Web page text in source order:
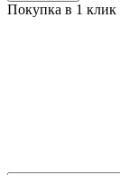
Покупка в 1 клик